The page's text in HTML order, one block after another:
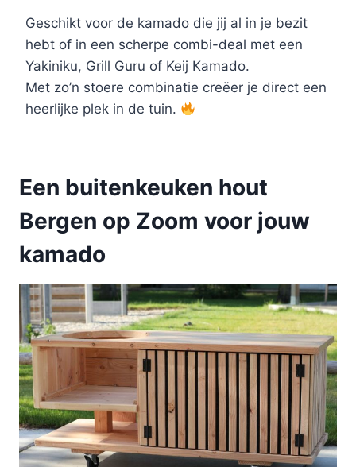
Geschikt voor de kamado die jij al in je bezit
hebt of in een scherpe combi-deal met een
Yakiniku, Grill Guru of Keij Kamado.
Met zo’n stoere combinatie creëer je direct een
heerlijke plek in de tuin.
Een buitenkeuken hout
Bergen op Zoom voor jouw
kamado